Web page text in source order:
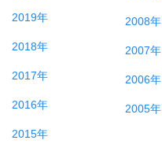
2019年
2018年
2017年
2016年
2015年
2008年
2007年
2006年
2005年